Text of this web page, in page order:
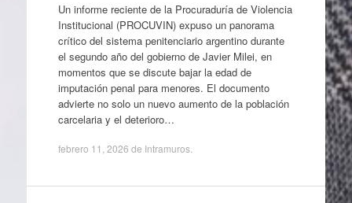
Un informe reciente de la Procuraduría de Violencia
Institucional (PROCUVIN) expuso un panorama
crítico del sistema penitenciario argentino durante
el segundo año del gobierno de Javier Milei, en
momentos que se discute bajar la edad de
imputación penal para menores. El documento
advierte no solo un nuevo aumento de la población
carcelaria y el deterioro…
febrero 11, 2026 de Intramuros.